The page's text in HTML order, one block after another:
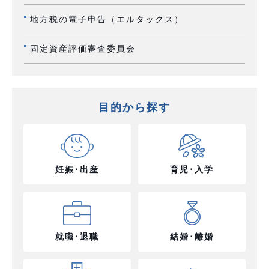
地方税の電子申告（エルタックス）
固定資産評価審査委員会
目的から探す
妊娠･出産 育児･入学
就職･退職 結婚･離婚